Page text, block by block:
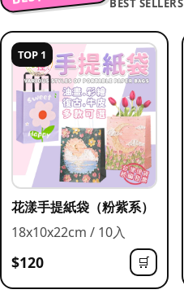
BEST SELLERS
TOP 1
花漾手提紙袋（粉紫系）
18x10x22cm / 10入
$120 🛒